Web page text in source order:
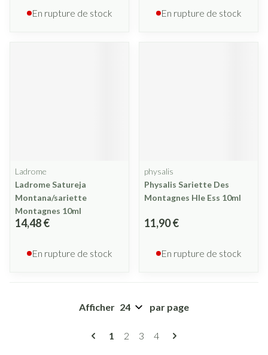
En rupture de stock En rupture de stock
Ladrome
Ladrome Satureja
Montana/sariette
Montagnes 10ml
14,48 €
En rupture de stock
physalis
Physalis Sariette Des
Montagnes Hle Ess 10ml
11,90 €
En rupture de stock
Pages
Vous lisez actuellement la page
1 Page
2 Page
3 Page
4
Afficher par page